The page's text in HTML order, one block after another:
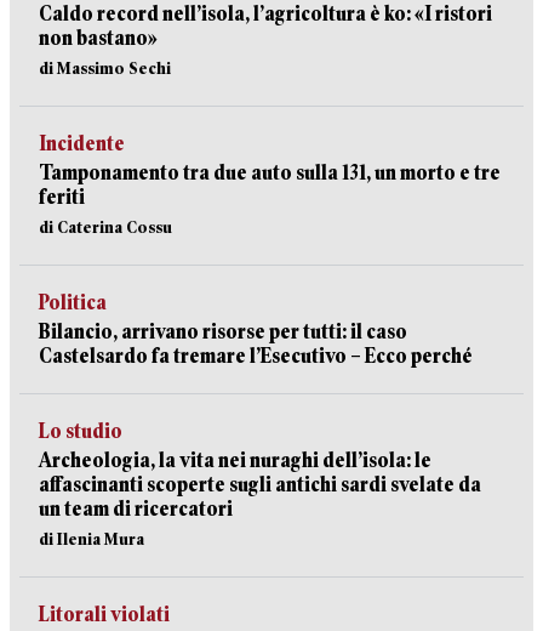
Caldo record nell’isola, l’agricoltura è ko: «I ristori
non bastano»
di Massimo Sechi
Incidente
Tamponamento tra due auto sulla 131, un morto e tre
feriti
di Caterina Cossu
Politica
Bilancio, arrivano risorse per tutti: il caso
Castelsardo fa tremare l’Esecutivo – Ecco perché
Lo studio
Archeologia, la vita nei nuraghi dell’isola: le
affascinanti scoperte sugli antichi sardi svelate da
un team di ricercatori
di Ilenia Mura
Litorali violati